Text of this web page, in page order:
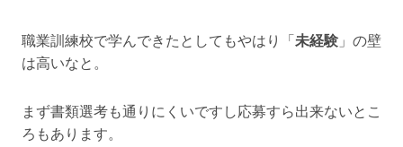
職業訓練校で学んできたとしてもやはり「 未経験 」の壁
は高いなと。
まず書類選考も通りにくいですし応募すら出来ないとこ
ろもあります。